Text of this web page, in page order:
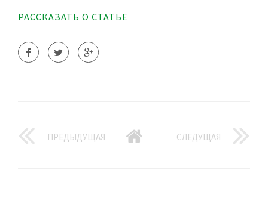
РАССКАЗАТЬ О СТАТЬЕ
ПРЕДЫДУЩАЯ СЛЕДУЩАЯ